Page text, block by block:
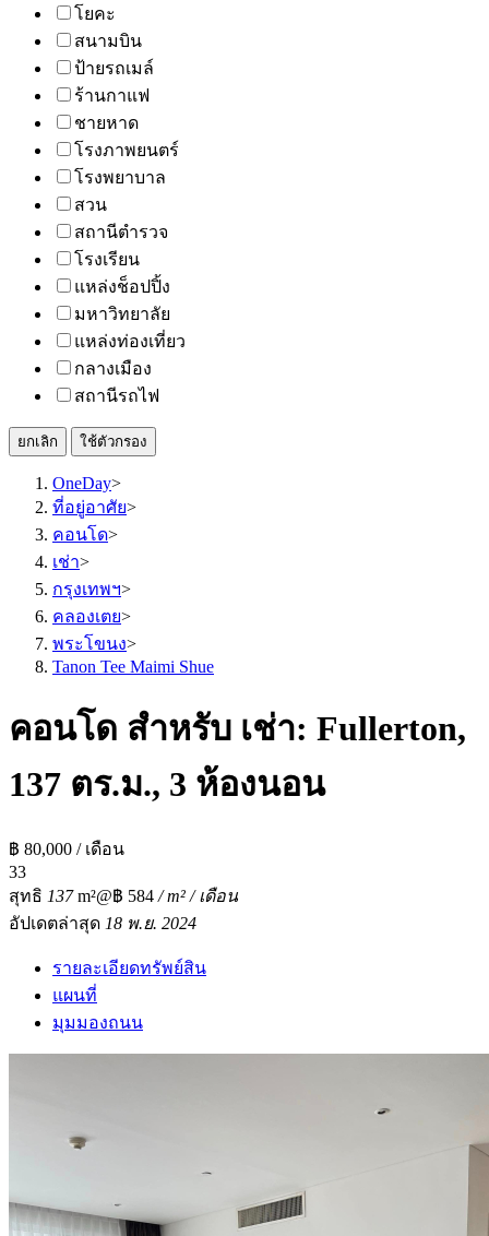
โยคะ
สนามบิน
ป้ายรถเมล์
ร้านกาแฟ
ชายหาด
โรงภาพยนตร์
โรงพยาบาล
สวน
สถานีตำรวจ
โรงเรียน
แหล่งช็อปปิ้ง
มหาวิทยาลัย
แหล่งท่องเที่ยว
กลางเมือง
สถานีรถไฟ
ยกเลิก ใช้ตัวกรอง
OneDay>
ที่อยู่อาศัย>
คอนโด>
เช่า>
กรุงเทพฯ>
คลองเตย>
พระโขนง>
Tanon Tee Maimi Shue
คอนโด สำหรับ เช่า: Fullerton,
137 ตร.ม., 3 ห้องนอน
฿ 80,000 / เดือน
33
สุทธิ 137m²@฿ 584 / m² / เดือน
อัปเดตล่าสุด 18 พ.ย. 2024
รายละเอียดทรัพย์สิน
แผนที่
มุมมองถนน